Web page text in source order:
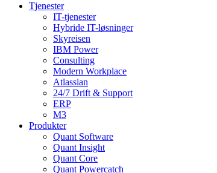
Tjenester
IT-tjenester
Hybride IT-løsninger
Skyreisen
IBM Power
Consulting
Modern Workplace
Atlassian
24/7 Drift & Support
ERP
M3
Produkter
Quant Software
Quant Insight
Quant Core
Quant Powercatch